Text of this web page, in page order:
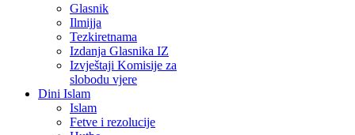
Glasnik
Ilmijja
Tezkiretnama
Izdanja Glasnika IZ
Izvještaji Komisije za
slobodu vjere
Dini Islam
Islam
Fetve i rezolucije